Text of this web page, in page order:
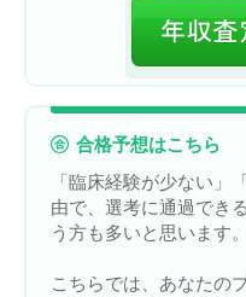
合格予想はこちら
「臨床経験が少ない」
由で、選考に通過でき
う方も多いと思います。
こちらでは、あなたの